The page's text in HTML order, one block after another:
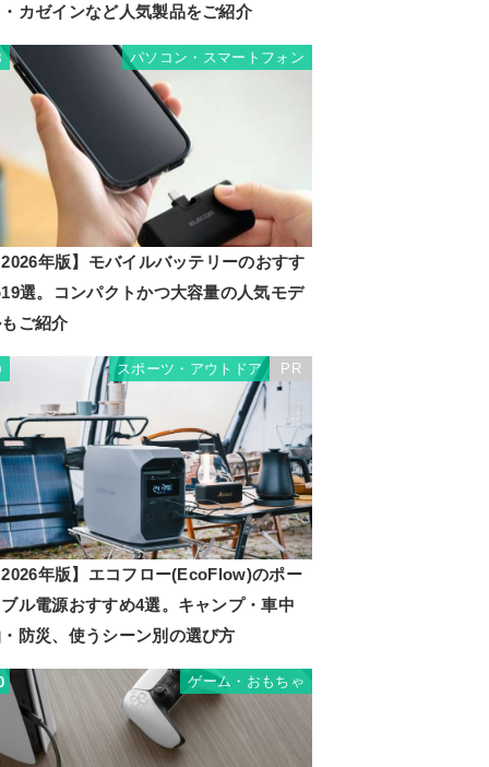
カゼインなど人気製品をご紹介
パソコン・スマートフォン
年版】モバイルバッテリーのおすす
選。コンパクトかつ大容量の人気モデ
ご紹介
スポーツ・アウトドア PR
年版】エコフロー(EcoFlow)のポー
ル電源おすすめ4選。キャンプ・車中
防災、使うシーン別の選び方
ゲーム・おもちゃ